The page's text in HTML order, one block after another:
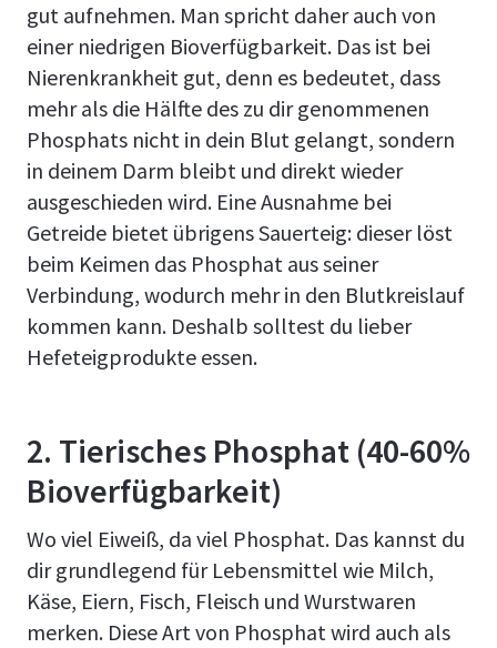
gut aufnehmen. Man spricht daher auch von
einer niedrigen Bioverfügbarkeit. Das ist bei
Nierenkrankheit gut, denn es bedeutet, dass
mehr als die Hälfte des zu dir genommenen
Phosphats nicht in dein Blut gelangt, sondern
in deinem Darm bleibt und direkt wieder
ausgeschieden wird. Eine Ausnahme bei
Getreide bietet übrigens Sauerteig: dieser löst
beim Keimen das Phosphat aus seiner
Verbindung, wodurch mehr in den Blutkreislauf
kommen kann. Deshalb solltest du lieber
Hefeteigprodukte essen.
2. Tierisches Phosphat (40-60%
Bioverfügbarkeit)
Wo viel Eiweiß, da viel Phosphat. Das kannst du
dir grundlegend für Lebensmittel wie Milch,
Käse, Eiern, Fisch, Fleisch und Wurstwaren
merken. Diese Art von Phosphat wird auch als